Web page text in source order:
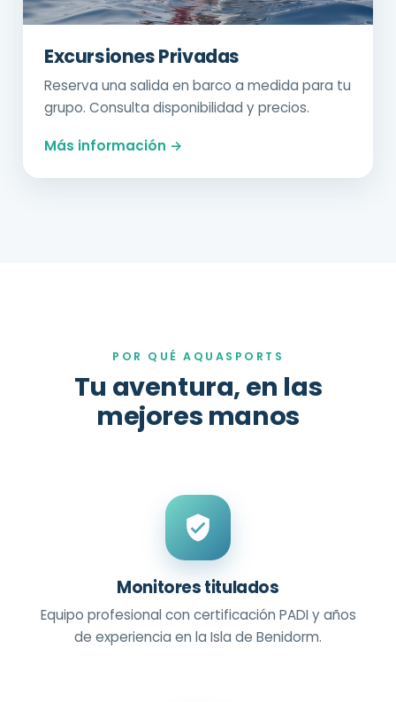
Excursiones Privadas
Reserva una salida en barco a medida para tu
grupo. Consulta disponibilidad y precios.
Más información →
POR QUÉ AQUASPORTS
Tu aventura, en las
mejores manos
Monitores titulados
Equipo profesional con certificación PADI y años
de experiencia en la Isla de Benidorm.